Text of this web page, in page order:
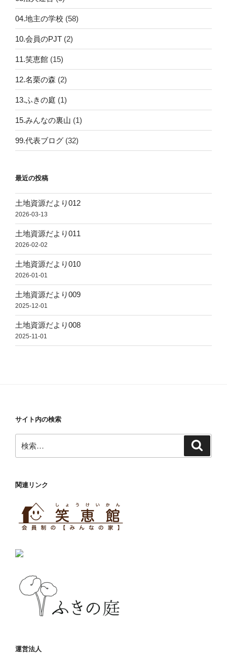
04.地主の学校 (58)
10.会員のPJT (2)
11.笑恵館 (15)
12.名栗の森 (2)
13.ふきの庭 (1)
15.みんなの裏山 (1)
99.代表ブログ (32)
最近の投稿
土地資源だより012
2026-03-13
土地資源だより011
2026-02-02
土地資源だより010
2026-01-01
土地資源だより009
2025-12-01
土地資源だより008
2025-11-01
サイト内の検索
索:
関連リンク
運営法人